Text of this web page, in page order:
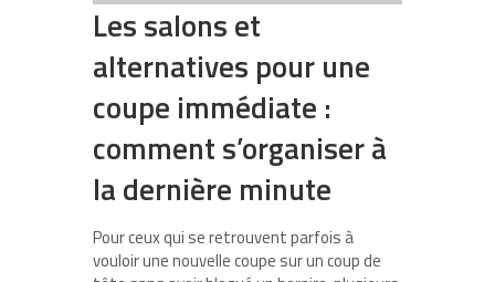
Les salons et
alternatives pour une
coupe immédiate :
comment s’organiser à
la dernière minute
Pour ceux qui se retrouvent parfois à
vouloir une nouvelle coupe sur un coup de